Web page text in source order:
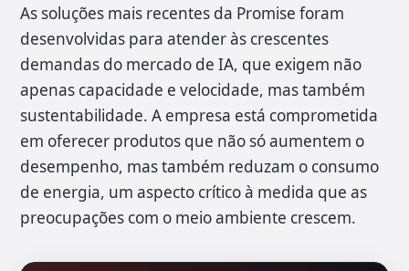
As soluções mais recentes da Promise foram
desenvolvidas para atender às crescentes
demandas do mercado de IA, que exigem não
apenas capacidade e velocidade, mas também
sustentabilidade. A empresa está comprometida
em oferecer produtos que não só aumentem o
desempenho, mas também reduzam o consumo
de energia, um aspecto crítico à medida que as
preocupações com o meio ambiente crescem.